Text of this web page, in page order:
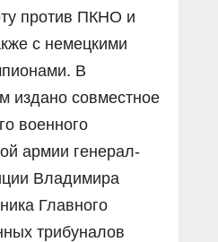
против ПКНО и
с немецкими
В
издано совместное
военного
армии генерал-
Владимира
Главного
трибуналов